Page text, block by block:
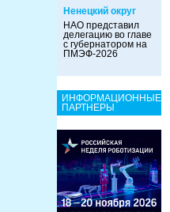
Ненецкий округ
НАО представил
делегацию во главе
с губернатором на
ПМЭФ-2026
ИНФОРМАЦИОННЫЕ
ПАРТНЕРЫ